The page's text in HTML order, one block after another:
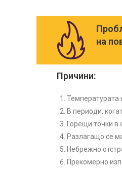
на
Причини:
Температурата
В периоди,
Горещи точки в
Разлагащо се
Небрежно
Прекомерно